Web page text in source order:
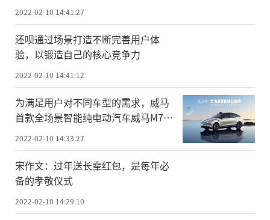
2022-02-10 14:41:27
还呗通过场景打造不断完善用户体
验，以锻造自己的核心竞争力
2022-02-10 14:41:12
为满足用户对不同车型的需求，威马
首款全场景智能纯电动汽车威马M7推
2022-02-10 14:33:27
宋作文：过年送长辈红包，是每年必
备的孝敬仪式
2022-02-10 14:29:10